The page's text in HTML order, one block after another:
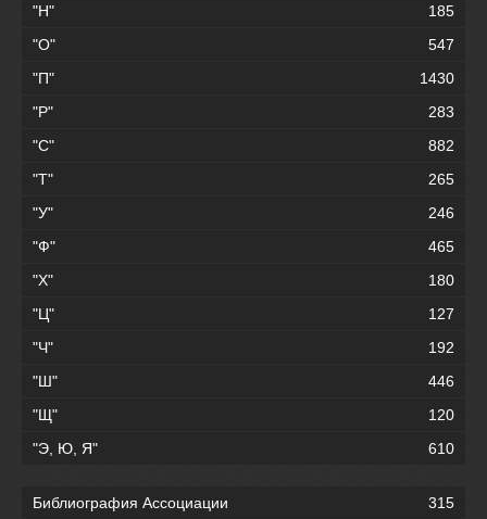
"Н"
185
"О"
547
"П"
1430
"Р"
283
"С"
882
"Т"
265
"У"
246
"Ф"
465
"Х"
180
"Ц"
127
"Ч"
192
"Ш"
446
"Щ"
120
"Э, Ю, Я"
610
Библиография Ассоциации
315